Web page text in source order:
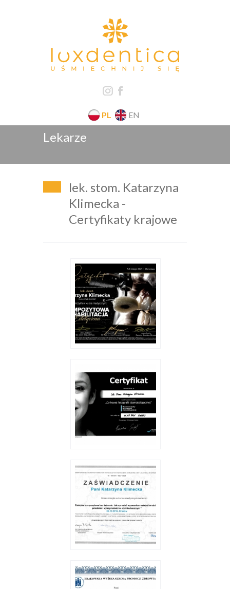
PL EN
Lekarze
lek. stom. Katarzyna
Klimecka -
Certyfikaty krajowe